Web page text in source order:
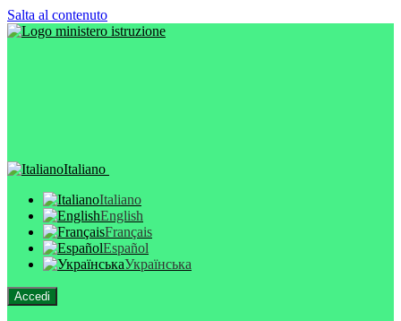
Salta al contenuto
Italiano
Italiano
English
Français
Español
Українська
Accedi